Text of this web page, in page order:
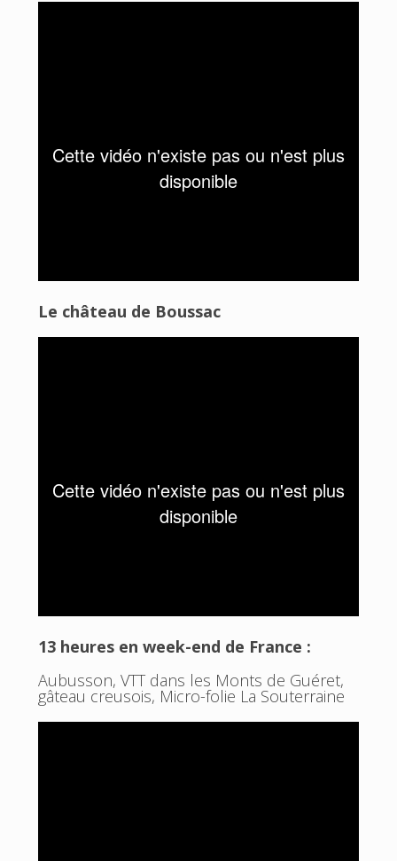
Le château de Boussac
13 heures en week-end de France :
Aubusson, VTT dans les Monts de Guéret,
gâteau creusois, Micro-folie La Souterraine